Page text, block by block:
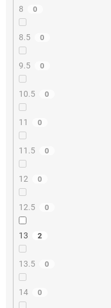
8 0
8.5 0
9.5 0
10.5 0
11 0
11.5 0
12 0
12.5 0
13 2
13.5 0
14 0